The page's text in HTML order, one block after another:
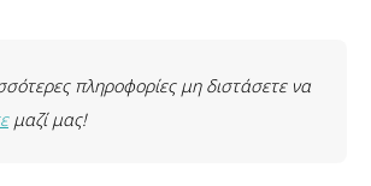
πληροφορίες μη διστάσετε να
μαζί μας!